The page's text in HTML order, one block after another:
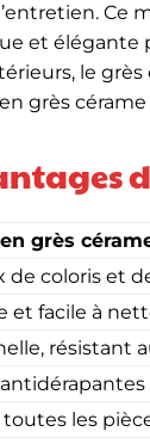
Ce
et élégante
le
grès
grès
de coloris et
et facile à
résistant
les